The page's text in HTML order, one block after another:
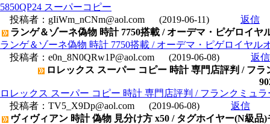
5850QP24 スーパーコピー
投稿者： gIiWm_nCNm@aol.com (2019-06-11)
返信
ランゲ＆ゾーネ偽物 時計 7750搭載 / オーデマ・ピゲロイヤ
ランゲ＆ゾーネ偽物 時計 7750搭載 / オーデマ・ピゲロイヤル
投稿者： e0n_8N0QRw1P@aol.com (2019-06-08)
返信
ロレックス スーパー コピー 時計 専門店評判 / フ
ロレックス スーパー コピー 時計 専門店評判 / フランクミュ
投稿者： TV5_X9Dp@aol.com (2019-06-08)
返信
ヴィヴィアン 時計 偽物 見分け方 x50 / タグホイヤー(N級品